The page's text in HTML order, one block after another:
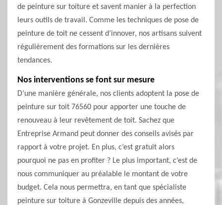
de peinture sur toiture et savent manier à la perfection
leurs outils de travail. Comme les techniques de pose de
peinture de toit ne cessent d’innover, nos artisans suivent
régulièrement des formations sur les dernières
tendances.
Nos interventions se font sur mesure
D’une manière générale, nos clients adoptent la pose de
peinture sur toit 76560 pour apporter une touche de
renouveau à leur revêtement de toit. Sachez que
Entreprise Armand peut donner des conseils avisés par
rapport à votre projet. En plus, c’est gratuit alors
pourquoi ne pas en profiter ? Le plus important, c’est de
nous communiquer au préalable le montant de votre
budget. Cela nous permettra, en tant que spécialiste
peinture sur toiture à Gonzeville depuis des années,